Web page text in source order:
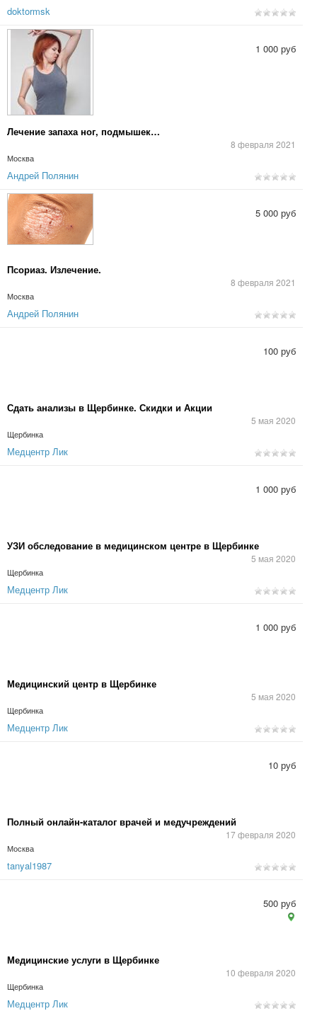
doktormsk
Лечение запаха ног, подмышек…
8 февраля 2021
Москва
1 000 руб
Андрей Полянин
Псориаз. Излечение.
8 февраля 2021
Москва
5 000 руб
Андрей Полянин
Сдать анализы в Щербинке. Скидки и Акции
5 мая 2020
Щербинка
100 руб
Медцентр Лик
УЗИ обследование в медицинском центре в Щербинке
5 мая 2020
Щербинка
1 000 руб
Медцентр Лик
Медицинский центр в Щербинке
5 мая 2020
Щербинка
1 000 руб
Медцентр Лик
Полный онлайн-каталог врачей и медучреждений
17 февраля 2020
Москва
10 руб
tanyal1987
Медицинские услуги в Щербинке
10 февраля 2020
Щербинка
500 руб
Медцентр Лик